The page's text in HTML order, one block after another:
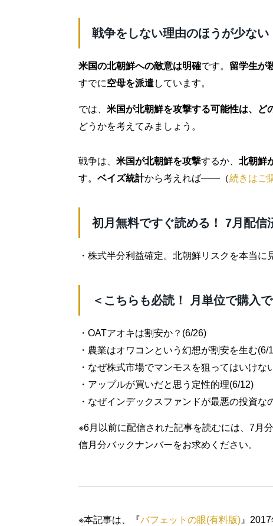
戦争をしない理由のほうが少ない
米国の北朝鮮への敵意は明確です。 留学生が
すでに空母を派遣しています。
では、 米国が北朝鮮を攻撃する可能性は、ど
どうかを考えてみましょう。
戦争は、 米国が北朝鮮を攻撃するか、 北朝鮮
す。 ベイズ統計から考えれば――（続きはご
初月無料ですぐ読める！ 7月配信
・株式半分利益確定。北朝鮮リスクを本当に
＜こちらも必読！ 月単位で購入
・OATアオキは割安か？(6/26)
・農業はオワコンという幻想が割安を生む(6/
・なぜ株式市場でマンモスを狙ってはいけな
・アップルが買いだと思う定性的理(6/12)
・なぜインデックスファンドが最悪の投資な
※6月以前に配信された記事を読むには、7月
信月分バックナンバーをお求めください。
※本記事は、『バフェットの眼(有料版) 』